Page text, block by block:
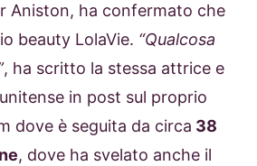
Aniston, ha confermato che
beauty LolaVie. “Qualcosa
, ha scritto la stessa attrice e
in post sul proprio
dove è seguita da circa 38
, dove ha svelato anche il